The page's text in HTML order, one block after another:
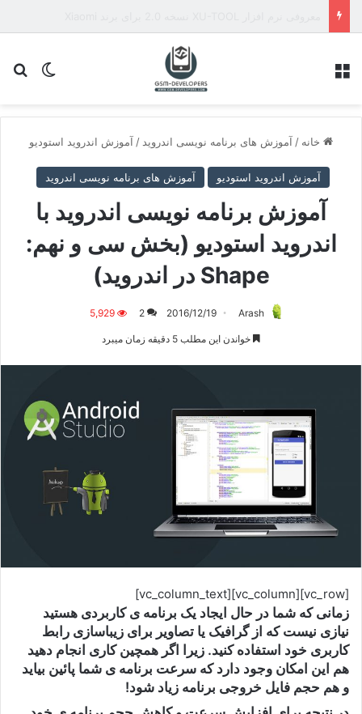
تغییر
خانه / آموزش های برنامه نویسی اندروید / آموزش اندروید استودیو
آموزش اندروید استودیو آموزش های برنامه نویسی اندروید
آموزش برنامه نویسی اندروید با
اندروید استودیو (بخش سی و نهم:
Shape در اندروید)
Arash
2016/12/19
2
5,929
خواندن این مطلب 5 دقیقه زمان میبرد
[vc_row][vc_column][vc_column_text]
زمانی که شما در حال ایجاد یک برنامه ی کاربردی هستید
نیازی نیست که از گرافیک یا تصاویر برای زیباسازی رابط
کاربری خود استفاده کنید. زیرا اگر همچین کاری انجام دهید
هم این امکان وجود دارد که سرعت برنامه ی شما پائین بیاید
و هم حجم فایل خروجی برنامه زیاد شود!